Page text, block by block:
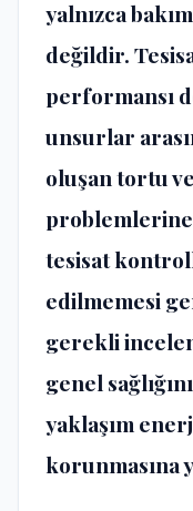
yalnızca
değildir.
performansı
unsurlar
oluşan tortu
tesisat
edilmemesi
gerekli
genel
yaklaşım
korunmasına